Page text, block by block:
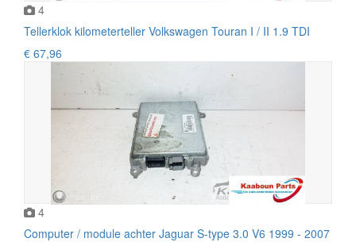
4
Tellerklok kilometerteller Volkswagen Touran I / II 1.9 TDI
€ 67,96
4
Computer / module achter Jaguar S-type 3.0 V6 1999 - 2007